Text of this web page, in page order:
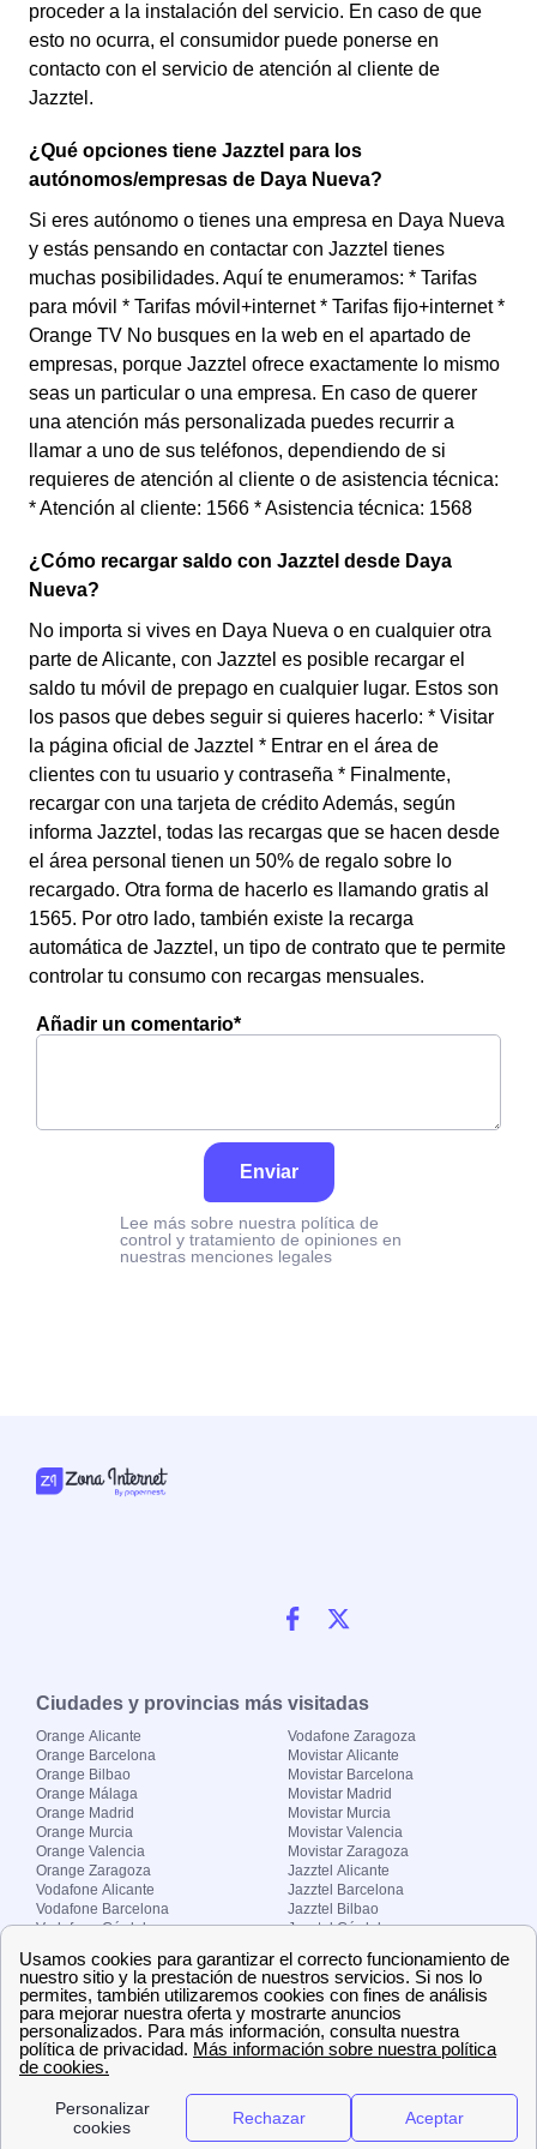
proceder a la instalación del servicio. En caso de que
esto no ocurra, el consumidor puede ponerse en
contacto con el servicio de atención al cliente de
Jazztel.
¿Qué opciones tiene Jazztel para los
autónomos/empresas de Daya Nueva?
Si eres autónomo o tienes una empresa en Daya Nueva
y estás pensando en contactar con Jazztel tienes
muchas posibilidades. Aquí te enumeramos: * Tarifas
para móvil * Tarifas móvil+internet * Tarifas fijo+internet *
Orange TV No busques en la web en el apartado de
empresas, porque Jazztel ofrece exactamente lo mismo
seas un particular o una empresa. En caso de querer
una atención más personalizada puedes recurrir a
llamar a uno de sus teléfonos, dependiendo de si
requieres de atención al cliente o de asistencia técnica:
* Atención al cliente: 1566 * Asistencia técnica: 1568
¿Cómo recargar saldo con Jazztel desde Daya
Nueva?
No importa si vives en Daya Nueva o en cualquier otra
parte de Alicante, con Jazztel es posible recargar el
saldo tu móvil de prepago en cualquier lugar. Estos son
los pasos que debes seguir si quieres hacerlo: * Visitar
la página oficial de Jazztel * Entrar en el área de
clientes con tu usuario y contraseña * Finalmente,
recargar con una tarjeta de crédito Además, según
informa Jazztel, todas las recargas que se hacen desde
el área personal tienen un 50% de regalo sobre lo
recargado. Otra forma de hacerlo es llamando gratis al
1565. Por otro lado, también existe la recarga
automática de Jazztel, un tipo de contrato que te permite
controlar tu consumo con recargas mensuales.
Añadir un comentario*
Enviar
Lee más sobre nuestra política de
control y tratamiento de opiniones en
nuestras menciones legales
Ciudades y provincias más visitadas
Orange Alicante
Orange Barcelona
Orange Bilbao
Orange Málaga
Orange Madrid
Orange Murcia
Orange Valencia
Orange Zaragoza
Vodafone Alicante
Vodafone Barcelona
Vodafone Córdoba
Vodafone Madrid
Vodafone Murcia
Vodafone Valencia
Vodafone Zaragoza
Movistar Alicante
Movistar Barcelona
Movistar Madrid
Movistar Murcia
Movistar Valencia
Movistar Zaragoza
Jazztel Alicante
Jazztel Barcelona
Jazztel Bilbao
Jazztel Córdoba
Jazztel Málaga
Jazztel Valencia
Jazztel Zaragoza
Sobre Zona-internet.com
¿Quiénes somos?
El grupo papernest
Aviso legal Nuestras ofertas de trabajo